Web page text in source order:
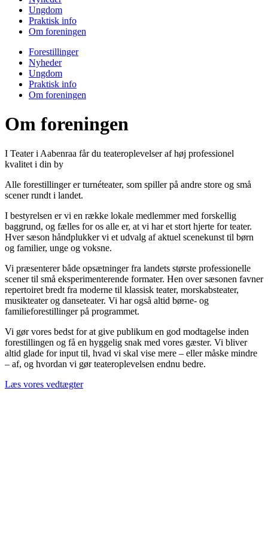
Ungdom
Praktisk info
Om foreningen
Forestillinger
Nyheder
Ungdom
Praktisk info
Om foreningen
Om foreningen
I Teater i Aabenraa får du teateroplevelser af høj professionel
kvalitet i din by
Alle forestillinger er turnéteater, som spiller på andre store og små
scener rundt i landet.
I bestyrelsen er vi en række lokale medlemmer med forskellig
baggrund, og fælles for os alle er, at vi har et stort hjerte for teater.
Hver sæson håndplukker vi et udvalg af aktuel scenekunst til børn
og familier, unge og voksne.
Vi præsenterer både opsætninger fra landets største professionelle
scener til små eksperimenterende formater. Hen over sæsonen favner
repertoiret bredt fra moderne til klassisk teater, morskabsteater,
musikteater og danseteater. Vi har også altid børne- og
familieforestillinger på programmet.
Vi gør vores bedst for at give publikum en god modtagelse inden
forestillingen og få en hyggelig snak med vores gæster. Vi bliver
altid glade for input til, hvad vi skal vise mere – eller måske mindre
– af, og hvordan vi gør teateroplevelsen endnu bedre.
Læs vores vedtægter